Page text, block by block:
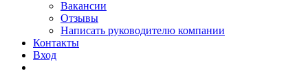
Вакансии
Отзывы
Написать руководителю компании
Контакты
Вход